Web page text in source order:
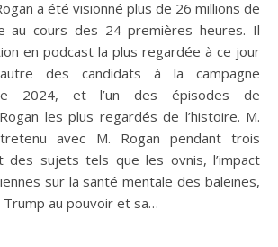
a été visionné plus de 26 millions de
au cours des 24 premières heures. Il
en podcast la plus regardée à ce jour
des candidats à la campagne
2024, et l’un des épisodes de
les plus regardés de l’histoire. M.
avec M. Rogan pendant trois
des sujets tels que les ovnis, l’impact
sur la santé mentale des baleines,
au pouvoir et sa…